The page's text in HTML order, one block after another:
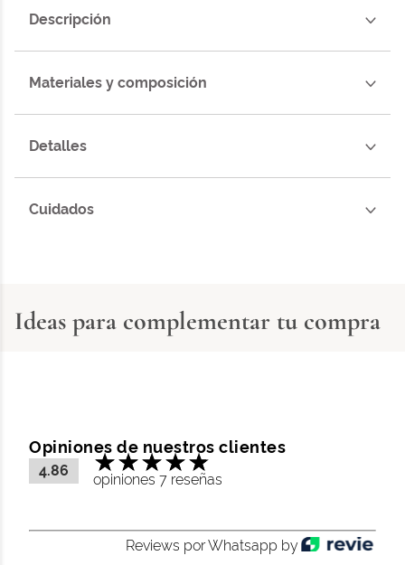
Descripción
Materiales y composición
Detalles
Cuidados
Ideas para complementar tu compra
Opiniones de nuestros clientes
4.86
opiniones 7 reseñas
Reviews por Whatsapp by